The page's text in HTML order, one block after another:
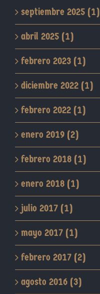
septiembre 2025 (1)
abril 2025 (1)
febrero 2023 (1)
diciembre 2022 (1)
febrero 2022 (1)
enero 2019 (2)
febrero 2018 (1)
enero 2018 (1)
julio 2017 (1)
mayo 2017 (1)
febrero 2017 (2)
agosto 2016 (3)